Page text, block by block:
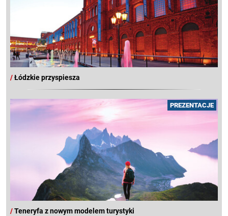
/Łódzkie przyspiesza
PREZENTACJE
/Teneryfa z nowym modelem turystyki